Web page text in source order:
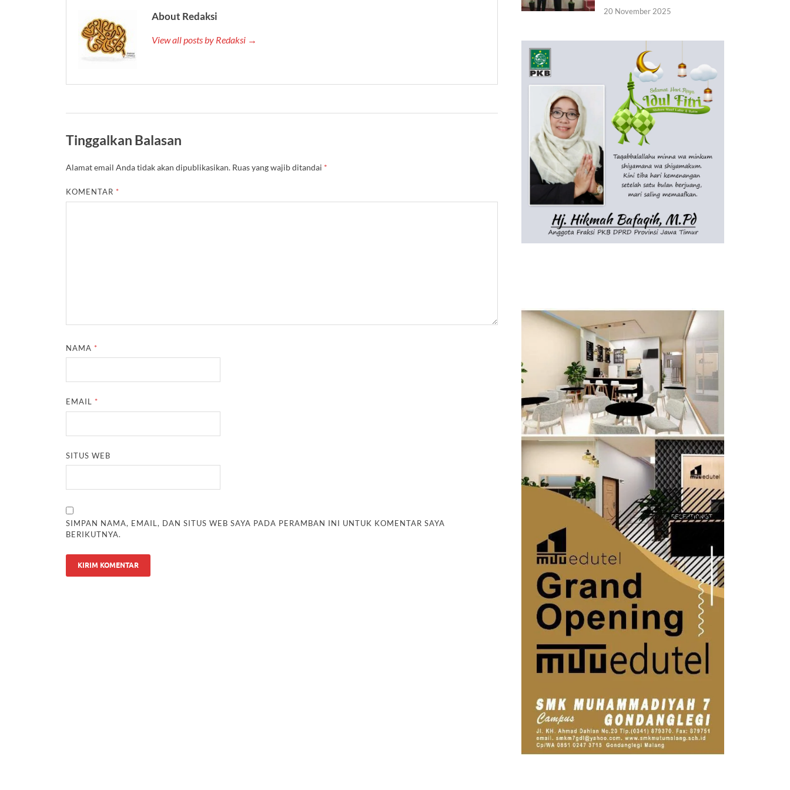
About Redaksi
View all posts by Redaksi →
Tinggalkan Balasan
Alamat email Anda tidak akan dipublikasikan. Ruas yang wajib ditandai *
KOMENTAR *
NAMA *
EMAIL *
SITUS WEB
SIMPAN NAMA, EMAIL, DAN SITUS WEB SAYA PADA PERAMBAN INI UNTUK KOMENTAR SAYA
BERIKUTNYA.
20 November 2025